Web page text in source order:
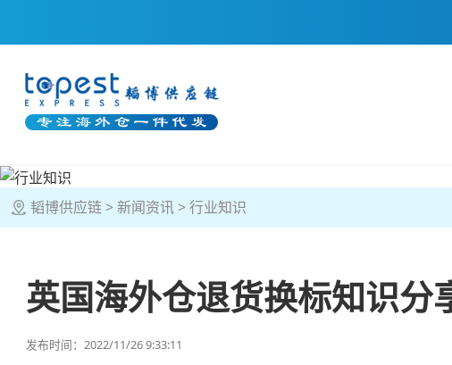
韬博供应链 新闻资讯 行业知识
英国海外仓退货换标知识
发布时间：2022/11/26 9:33:11